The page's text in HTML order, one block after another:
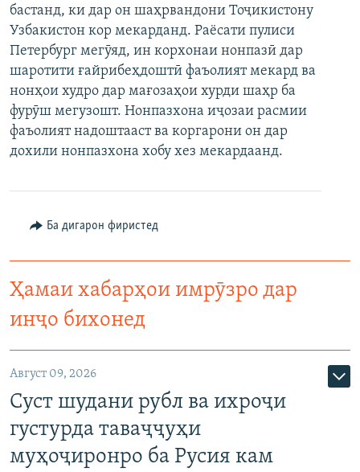
НИГОРИСТОН
ГУЗОРИШҲОИ РАДИОӢ
КИТОБҲОИ ОЗОДӢ
Русский
ПАЙГИРӢ КУНЕД
бастанд, ки дар он шаҳрвандони Тоҷикистону
Узбакистон кор мекарданд. Раёсати пулиси
Петербург мегӯяд, ин корхонаи нонпазӣ дар
шаротити ғайрибеҳдоштӣ фаъолият мекард ва
нонҳои худро дар мағозаҳои хурди шаҳр ба
фурӯш мегузошт. Нонпазхона иҷозаи расмии
фаъолият надоштааст ва коргарони он дар
дохили нонпазхона хобу хез мекардаанд.
Ба дигарон фиристед
Ҳамаи хабарҳои имрӯзро дар
инҷо бихонед
Август 09, 2026
Суст шудани рубл ва ихроҷи
густурда таваҷҷуҳи
муҳоҷиронро ба Русия кам